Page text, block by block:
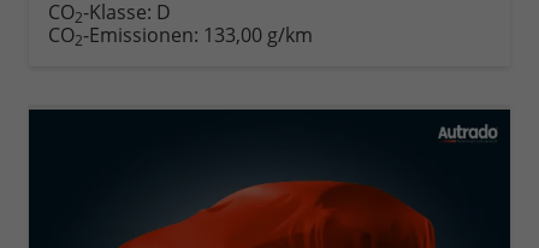
CO2-Klasse: D
CO2-Emissionen: 133,00 g/km